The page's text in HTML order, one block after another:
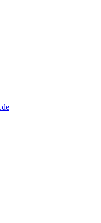
lifeatmvb/
company/mvbbooks
@mvbbooks